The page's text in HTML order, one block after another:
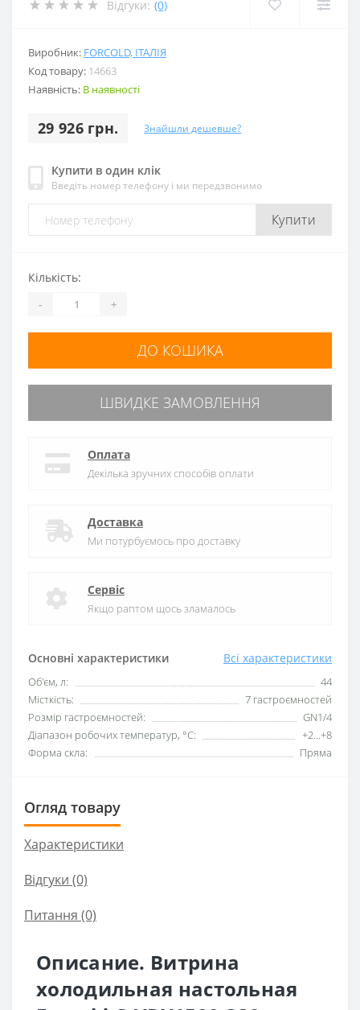
Відгуки: (0)
Виробник: FORCOLD, ІТАЛІЯ
Код товару: 14663
Наявність: В наявності
29 926 грн. Знайшли дешевше?
Купити в один клік
Введіть номер телефону і ми передзвонимо
Купити
Основні характеристики Всі характеристики
Об'єм, л:
44
Місткість:
7 гастроємностей
Розмір гастроємностей:
GN1/4
Діапазон робочих температур, °C:
+2...+8
Форма скла:
Пряма
Кількість:
- +
ДО КОШИКА
ШВИДКЕ ЗАМОВЛЕННЯ
Оплата
Декілька зручних способів оплати
Доставка
Ми потурбуємось про доставку
Сервіс
Якщо раптом щось зламалось
Огляд товару
Характеристики
Відгуки (0)
Питання (0)
Описание. Витрина
холодильная настольная